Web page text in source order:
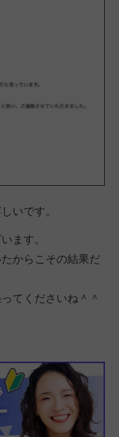
いです。
ます。
からこその結果だ
てくださいね＾＾